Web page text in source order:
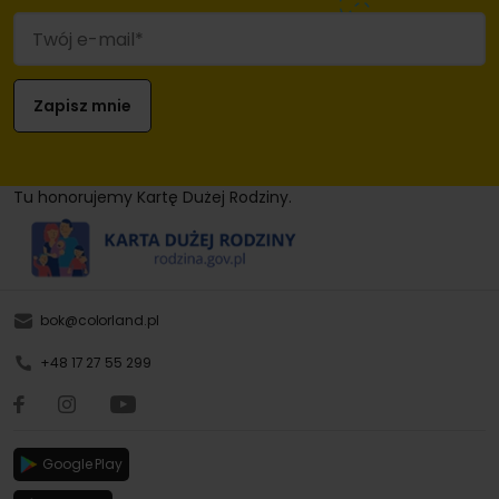
Tu honorujemy Kartę Dużej Rodziny.
bok@colorland.pl
+48 17 27 55 299
Google Play